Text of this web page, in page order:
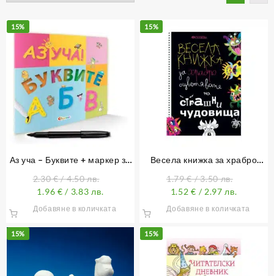
15%
Аз уча – Буквите + маркер за
2.30€/ 4.50 лв.
1.96 € / 3.83 лв.
Добавяне в количката
15%
Весела книжка за храбро
чудовища
1.79€/ 3.50 лв.
1.52€ / 2.97 лв.
Добавяне в количката
15% 15%